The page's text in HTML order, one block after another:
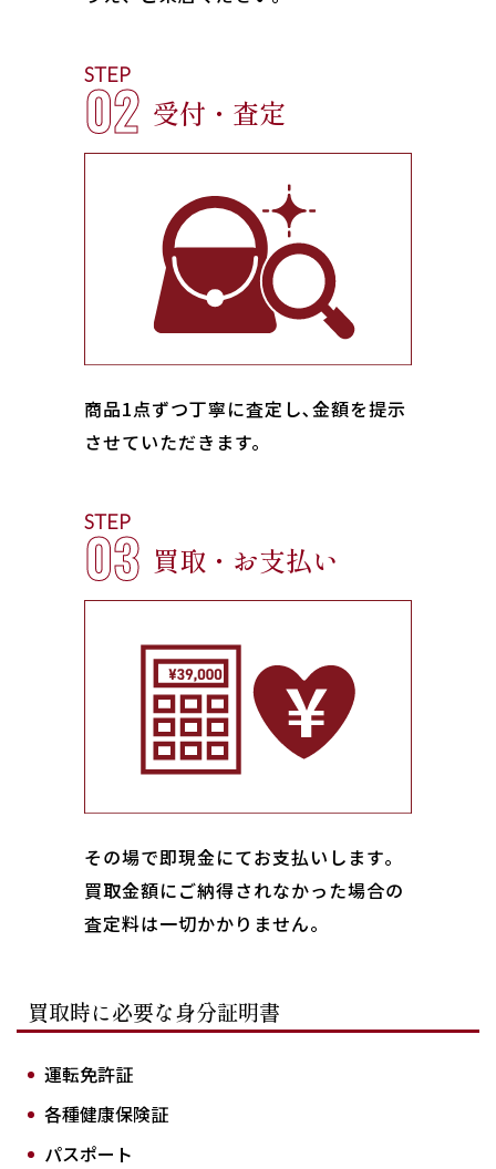
STEP
02 受付・査定
商品1点ずつ丁寧に査定し､金額を提示
させていただきます。
STEP
03 買取・お支払い
その場で即現金にてお支払いします｡
買取金額にご納得されなかった場合の
査定料は一切かかりません。
買取時に必要な身分証明書
運転免許証
各種健康保険証
パスポート